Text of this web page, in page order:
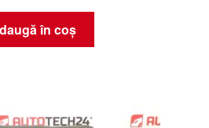
în coș